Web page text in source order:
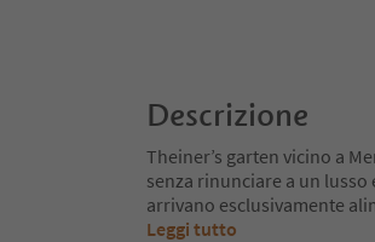
Descrizione
Theiner’s garten vicino a
senza rinunciare a un
arrivano esclusivamente
Leggi tutto